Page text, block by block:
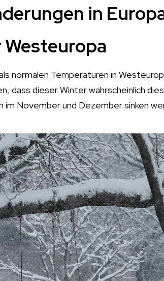
in
normalen Temperaturen in
dass dieser Winter wahrscheinlich
November und Dezember sinken